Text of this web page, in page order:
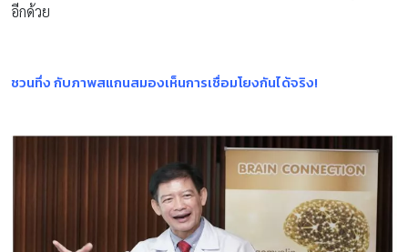
อีกด้วย
ชวนทึ่ง กับภาพสแกนสมองเห็นการเชื่อมโยงกันได้จริง!